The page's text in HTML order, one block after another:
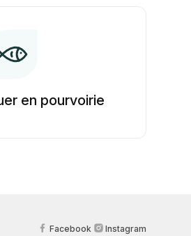
en pourvoirie
Facebook
Instagram